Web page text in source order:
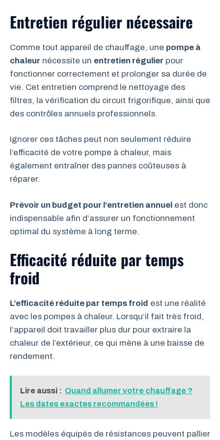
Entretien régulier nécessaire
Comme tout appareil de chauffage, une pompe à
chaleur nécessite un entretien régulier pour
fonctionner correctement et prolonger sa durée de
vie. Cet entretien comprend le nettoyage des
filtres, la vérification du circuit frigorifique, ainsi que
des contrôles annuels professionnels.
Ignorer ces tâches peut non seulement réduire
l’efficacité de votre pompe à chaleur, mais
également entraîner des pannes coûteuses à
réparer.
Prévoir un budget pour l’entretien annuel est donc
indispensable afin d’assurer un fonctionnement
optimal du système à long terme.
Efficacité réduite par temps
froid
L’efficacité réduite par temps froid est une réalité
avec les pompes à chaleur. Lorsqu’il fait très froid,
l’appareil doit travailler plus dur pour extraire la
chaleur de l’extérieur, ce qui mène à une baisse de
rendement.
Lire aussi : Quand allumer votre chauffage ?
Les dates exactes recommandées !
Les modèles équipés de résistances peuvent pallier